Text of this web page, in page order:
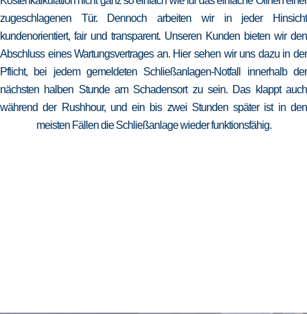
zugeschlagenen Tür. Dennoch arbeiten wir in jeder Hinsicht
kundenorientiert, fair und transparent. Unseren Kunden bieten wir den
Abschluss eines Wartungsvertrages an. Hier sehen wir uns dazu in der
Pflicht, bei jedem gemeldeten Schließanlagen-Notfall innerhalb der
nächsten halben Stunde am Schadensort zu sein. Das klappt auch
während der Rushhour, und ein bis zwei Stunden später ist in den
meisten Fällen die Schließanlage wieder funktionsfähig.